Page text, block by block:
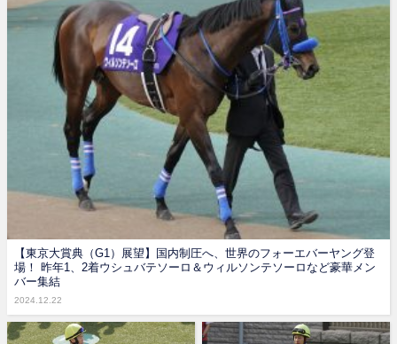
【東京大賞典（G1）展望】国内制圧へ、世界のフォーエバーヤング登
場！ 昨年1、2着ウシュバテソーロ＆ウィルソンテソーロなど豪華メン
バー集結
2024.12.22